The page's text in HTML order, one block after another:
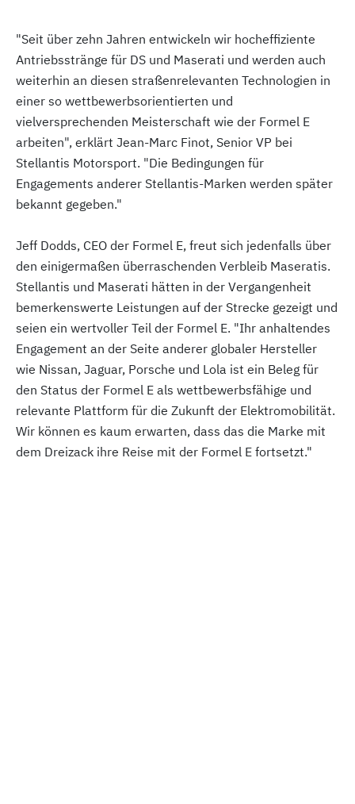
"Seit über zehn Jahren entwickeln wir hocheffiziente
Antriebsstränge für DS und Maserati und werden auch
weiterhin an diesen straßenrelevanten Technologien in
einer so wettbewerbsorientierten und
vielversprechenden Meisterschaft wie der Formel E
arbeiten", erklärt Jean-Marc Finot, Senior VP bei
Stellantis Motorsport. "Die Bedingungen für
Engagements anderer Stellantis-Marken werden später
bekannt gegeben."
Jeff Dodds, CEO der Formel E, freut sich jedenfalls über
den einigermaßen überraschenden Verbleib Maseratis.
Stellantis und Maserati hätten in der Vergangenheit
bemerkenswerte Leistungen auf der Strecke gezeigt und
seien ein wertvoller Teil der Formel E. "Ihr anhaltendes
Engagement an der Seite anderer globaler Hersteller
wie Nissan, Jaguar, Porsche und Lola ist ein Beleg für
den Status der Formel E als wettbewerbsfähige und
relevante Plattform für die Zukunft der Elektromobilität.
Wir können es kaum erwarten, dass das die Marke mit
dem Dreizack ihre Reise mit der Formel E fortsetzt."